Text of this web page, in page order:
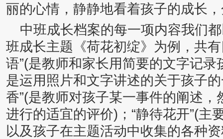
丽的心情，静静地看着孩子的成长
中班成长档案的每一项内容我们
班成长主题《荷花初绽》为例，共
语”(是教师和家长用简要的文字记
是运用照片和文字讲述的关于孩子
香”(是教师对孩子某一事件的阐述
进行的适宜的评价)；“静待花开”(主
以及孩子在主题活动中收集的各种